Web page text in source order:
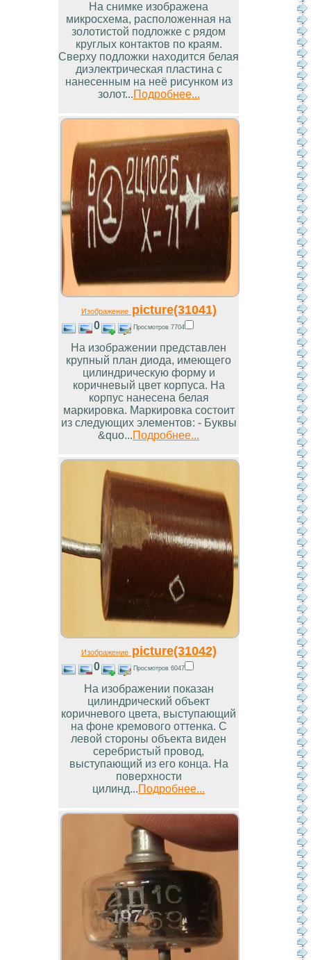
На снимке изображена
микросхема, расположенная на
золотистой подложке с рядом
круглых контактов по краям.
Сверху подложки находится белая
диэлектрическая пластина с
нанесенным на неё рисунком из
золот...Подробнее...
Изображениеpicture(31041)
0 Просмотров 7704
На изображении представлен
крупный план диода, имеющего
цилиндрическую форму и
коричневый цвет корпуса. На
корпус нанесена белая
маркировка. Маркировка состоит
из следующих элементов: - Буквы
&quo...Подробнее...
Изображениеpicture(31042)
0 Просмотров 6047
На изображении показан
цилиндрический объект
коричневого цвета, выступающий
на фоне кремового оттенка. С
левой стороны объекта виден
серебристый провод,
выступающий из его конца. На
поверхности
цилинд...Подробнее...